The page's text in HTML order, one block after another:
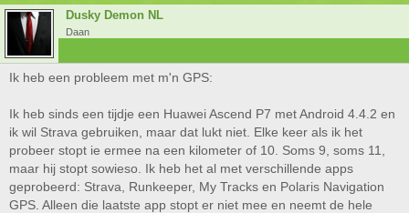
Dusky Demon NL
Daan
Ik heb een probleem met m'n GPS:
Ik heb sinds een tijdje een Huawei Ascend P7 met Android 4.4.2 en
ik wil Strava gebruiken, maar dat lukt niet. Elke keer als ik het
probeer stopt ie ermee na een kilometer of 10. Soms 9, soms 11,
maar hij stopt sowieso. Ik heb het al met verschillende apps
geprobeerd: Strava, Runkeeper, My Tracks en Polaris Navigation
GPS. Alleen die laatste app stopt er niet mee en neemt de hele